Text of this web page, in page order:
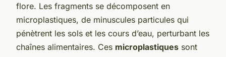
flore. Les fragments se décomposent en
microplastiques, de minuscules particules qui
pénètrent les sols et les cours d’eau, perturbant les
chaînes alimentaires. Ces microplastiques sont